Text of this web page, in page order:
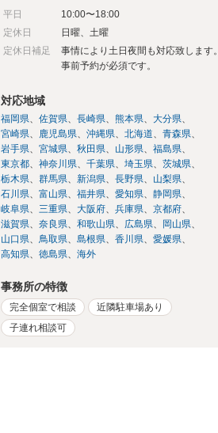
平日
10:00〜18:00
定休日
日曜、土曜
定休日補足
事情により土日夜間も対応致します。
事前予約が必須です。
対応地域
福岡県 佐賀県 長崎県 熊本県
大分県
宮崎県
鹿児島県 沖縄県 北海道
青森県
岩手県
宮城県 秋田県 山形県
福島県
東京都
神奈川県 千葉県 埼玉県
茨城県
栃木県
群馬県 新潟県 長野県
山梨県
石川県
富山県 福井県 愛知県
静岡県
岐阜県
三重県 大阪府 兵庫県
京都府
滋賀県
奈良県 和歌山県 広島県
岡山県
山口県
鳥取県 島根県 香川県
愛媛県
高知県
徳島県 海外
事務所の特徴
完全個室で相談
近隣駐車場あり
子連れ相談可